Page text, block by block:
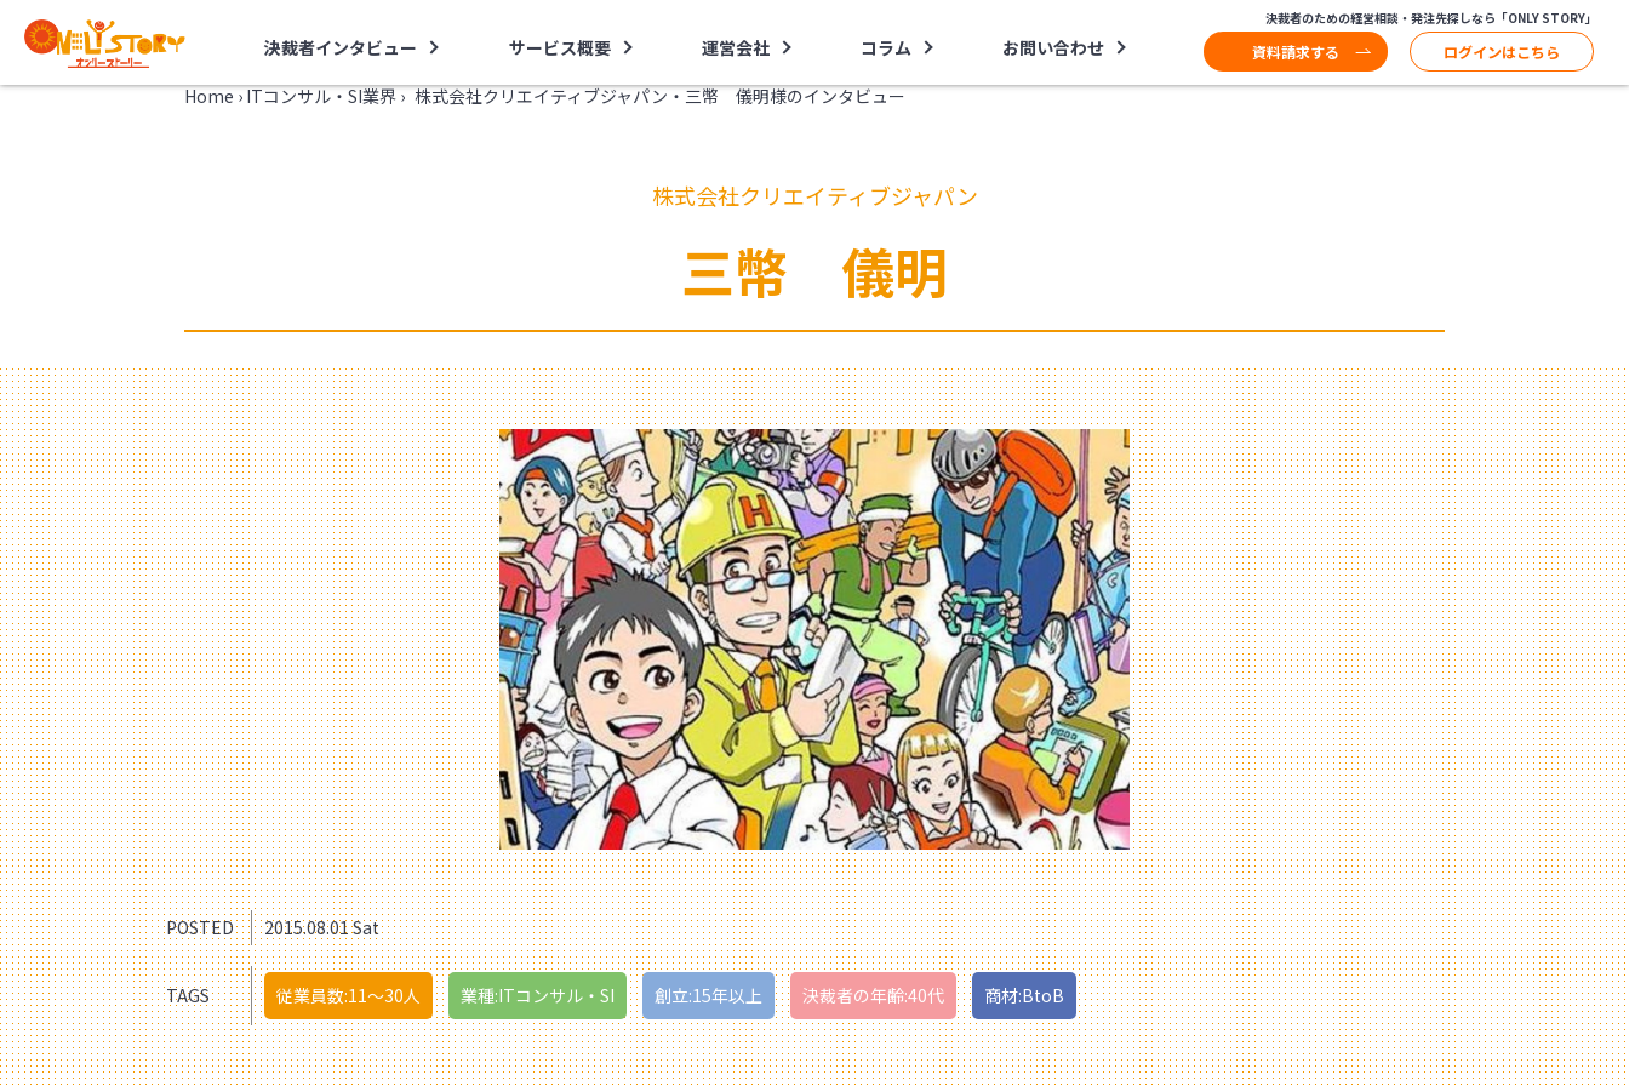
決裁者インタビュー サービス概要 運営会社 コラム お問い合わせ
決裁者のための経営相談・発注先探しなら「ONLY STORY」
資料請求する ログインはこちら
Home › ITコンサル・SI業界 › 株式会社クリエイティブジャパン・三幣 儀明様のインタビュー
株式会社クリエイティブジャパン
三幣 儀明
POSTED 2015.08.01 Sat
TAGS 従業員数:11〜30人 業種:ITコンサル・SI 創立:15年以上 決裁者の年齢:40代 商材:BtoB